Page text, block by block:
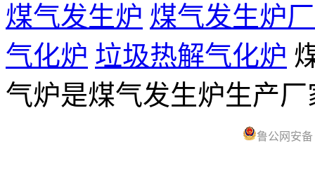
煤气发生炉 煤气发生炉
气化炉 垃圾热解气化炉
气炉是煤气发生炉生产
鲁公网安备